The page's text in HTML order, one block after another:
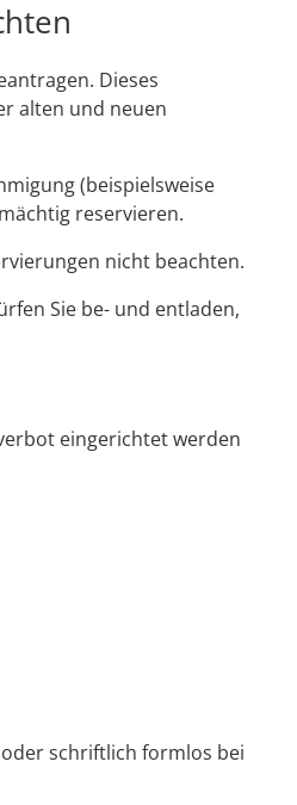
Dieses
alten und neuen
(beispielsweise
reservieren.
nicht beachten.
Sie be- und entladen,
eingerichtet werden
schriftlich formlos bei